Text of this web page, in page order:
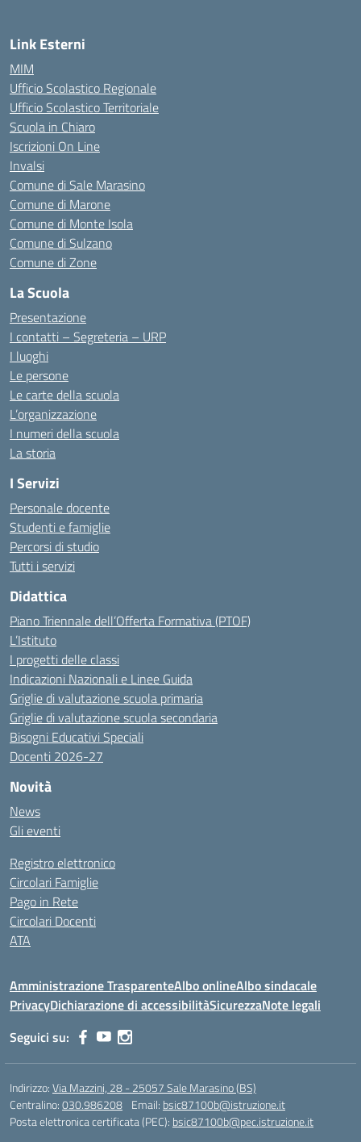
Link Esterni
MIM
Ufficio Scolastico Regionale
Ufficio Scolastico Territoriale
Scuola in Chiaro
Iscrizioni On Line
Invalsi
Comune di Sale Marasino
Comune di Marone
Comune di Monte Isola
Comune di Sulzano
Comune di Zone
La Scuola
Presentazione
I contatti – Segreteria – URP
I luoghi
Le persone
Le carte della scuola
L’organizzazione
I numeri della scuola
La storia
I Servizi
Personale docente
Studenti e famiglie
Percorsi di studio
Tutti i servizi
Didattica
Piano Triennale dell’Offerta Formativa (PTOF)
L’Istituto
I progetti delle classi
Indicazioni Nazionali e Linee Guida
Griglie di valutazione scuola primaria
Griglie di valutazione scuola secondaria
Bisogni Educativi Speciali
Docenti 2026-27
Novità
News
Gli eventi
Registro elettronico
Circolari Famiglie
Pago in Rete
Circolari Docenti
ATA
Amministrazione TrasparenteAlbo onlineAlbo sindacale
PrivacyDichiarazione di accessibilitàSicurezzaNote legali
Seguici su:
Indirizzo:Via Mazzini, 28 - 25057 Sale Marasino (BS)
Centralino:030.986208 Email: bsic87100b@istruzione.it
Posta elettronica certificata (PEC): bsic87100b@pec.istruzione.it